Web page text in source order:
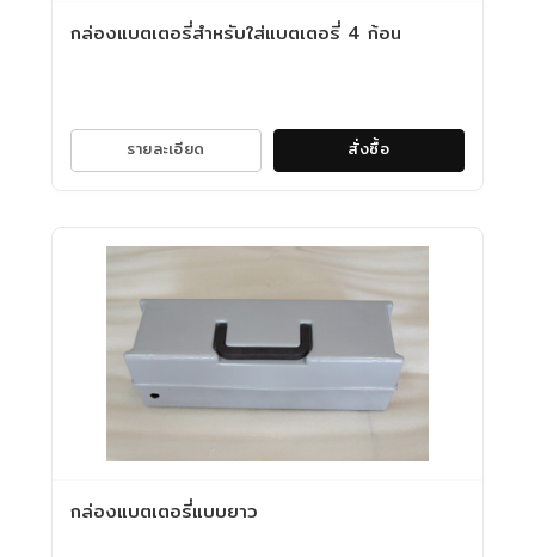
กล่องแบตเตอรี่สำหรับใส่แบตเตอรี่ 4 ก้อน
รายละเอียด สั่งซื้อ
กล่องแบตเตอรี่แบบยาว